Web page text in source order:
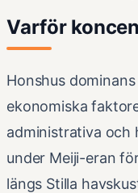
Varför
Honshus
ekonomiska
administrativa och
under Meiji-eran
längs Stilla